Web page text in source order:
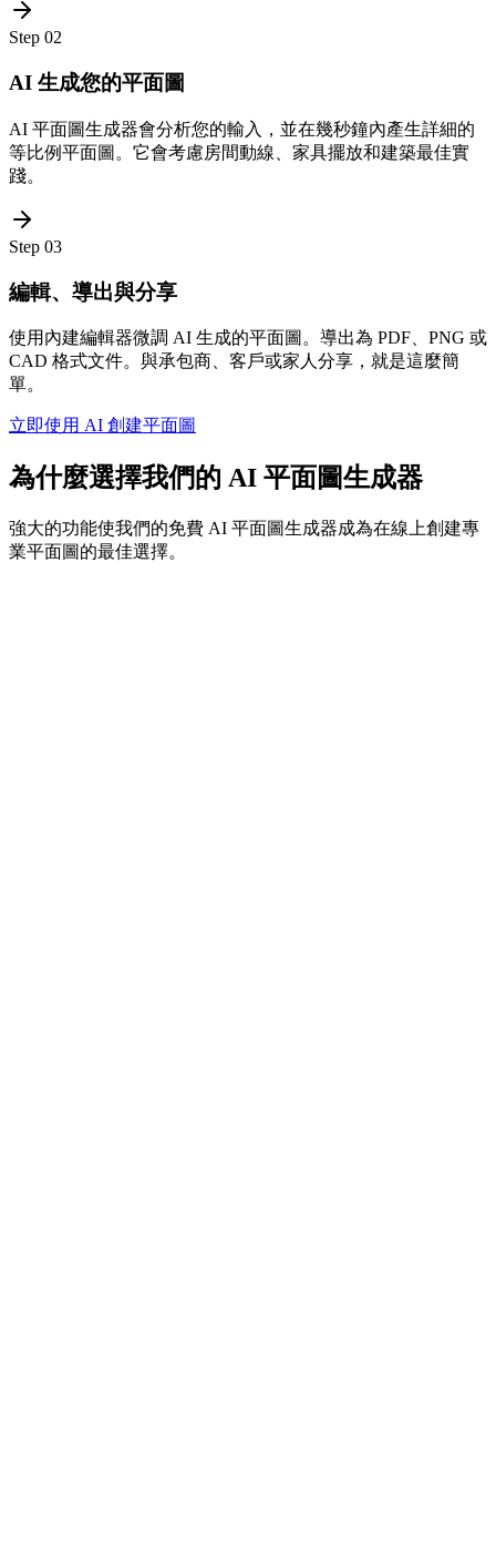
Step 02
AI 生成您的平面圖
AI 平面圖生成器會分析您的輸入，並在幾秒鐘內產生詳細的
等比例平面圖。它會考慮房間動線、家具擺放和建築最佳實
踐。
Step 03
編輯、導出與分享
使用內建編輯器微調 AI 生成的平面圖。導出為 PDF、PNG 或
CAD 格式文件。與承包商、客戶或家人分享，就是這麼簡
單。
立即使用 AI 創建平面圖
為什麼選擇我們的 AI 平面圖生成器
強大的功能使我們的免費 AI 平面圖生成器成為在線上創建專
業平面圖的最佳選擇。